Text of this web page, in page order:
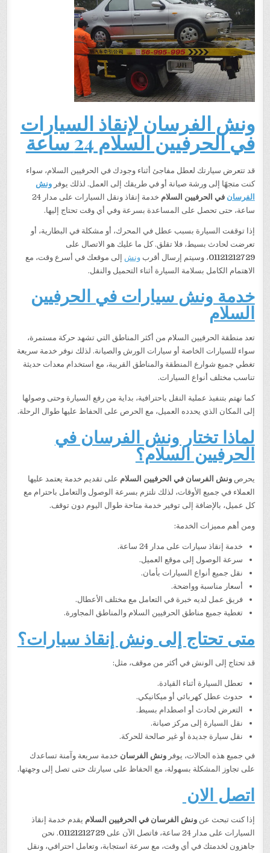
ونش الفرسان لإنقاذ السيارات
في الحرفيين السلام 24 ساعة
قد تتعرض سيارتك لعطل مفاجئ أثناء وجودك في الحرفيين السلام، سواء
كنت متجهًا إلى ورشة صيانة أو في طريقك إلى العمل. لذلك يوفرونش
الفرسان في الحرفيين السلام
خدمة إنقاذ ونقل السيارات على مدار 24
ساعة، حتى تحصل على المساعدة بسرعة وفي أي وقت تحتاج إليها.
إذا توقفت السيارة بسبب عطل في المحرك، أو مشكلة في البطارية، أو
تعرضت لحادث بسيط، فلا تقلق. كل ما عليك هو الاتصال على
01121212729، وسيتم إرسال أقربونش إلى موقعك في أسرع وقت، مع
الاهتمام الكامل بسلامة السيارة أثناء التحميل والنقل.
خدمة ونش سيارات في الحرفيين
السلام
تعد منطقة الحرفيين السلام من أكثر المناطق التي تشهد حركة مستمرة،
سواء للسيارات الخاصة أو سيارات الورش والصيانة. لذلك نوفر خدمة سريعة
تغطي جميع شوارع المنطقة والمناطق القريبة، مع استخدام معدات حديثة
تناسب مختلف أنواع السيارات.
كما نهتم بتنفيذ عملية النقل باحترافية، بداية من رفع السيارة وحتى وصولها
إلى المكان الذي يحدده العميل، مع الحرص على الحفاظ عليها طوال الرحلة.
لماذا تختار ونش الفرسان في
الحرفيين السلام؟
يحرصونش الفرسان في الحرفيين السلام على تقديم خدمة يعتمد عليها
العملاء في جميع الأوقات، لذلك نلتزم بسرعة الوصول والتعامل باحترام مع
كل عميل، بالإضافة إلى توفير خدمة متاحة طوال اليوم دون توقف.
ومن أهم مميزات الخدمة:
خدمة إنقاذ سيارات على مدار 24 ساعة.
سرعة الوصول إلى موقع العميل.
نقل جميع أنواع السيارات بأمان.
أسعار مناسبة وواضحة.
فريق عمل لديه خبرة في التعامل مع مختلف الأعطال.
تغطية جميع مناطق الحرفيين السلام والمناطق المجاورة.
متى تحتاج إلى ونش إنقاذ سيارات؟
قد تحتاج إلى الونش في أكثر من موقف، مثل:
تعطل السيارة أثناء القيادة.
حدوث عطل كهربائي أو ميكانيكي.
التعرض لحادث أو اصطدام بسيط.
نقل السيارة إلى مركز صيانة.
نقل سيارة جديدة أو غير صالحة للحركة.
في جميع هذه الحالات، يوفرونش الفرسان خدمة سريعة وآمنة تساعدك
على تجاوز المشكلة بسهولة، مع الحفاظ على سيارتك حتى تصل إلى وجهتها.
اتصل الان
إذا كنت تبحث عنونش الفرسان في الحرفيين السلام يقدم خدمة إنقاذ
السيارات على مدار 24 ساعة، فاتصل الآن على
01121212729. نحن
جاهزون لخدمتك في أي وقت، مع سرعة استجابة، وتعامل احترافي، ونقل